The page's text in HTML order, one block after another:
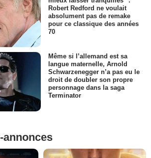
Robert Redford ne voulait
absolument pas de remake
pour ce classique des années
70
Même si l’allemand est sa
langue maternelle, Arnold
Schwarzenegger n’a pas eu le
droit de doubler son propre
personnage dans la saga
Terminator
annonces